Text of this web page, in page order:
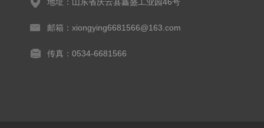
邮箱：xiongying6681566@163.com
传真：0534-6681566